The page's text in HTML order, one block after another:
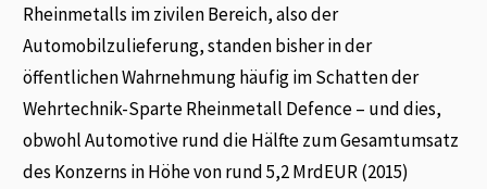
Rheinmetalls im zivilen Bereich, also der
Automobilzulieferung, standen bisher in der
öffentlichen Wahrnehmung häufig im Schatten der
Wehrtechnik-Sparte Rheinmetall Defence – und dies,
obwohl Automotive rund die Hälfte zum Gesamtumsatz
des Konzerns in Höhe von rund 5,2 MrdEUR (2015)